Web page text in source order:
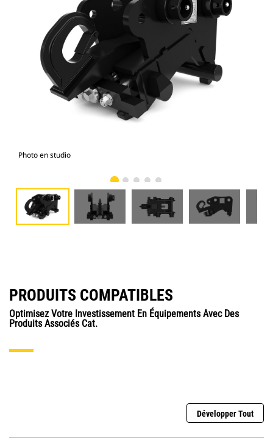
Photo en studio
PRODUITS COMPATIBLES
Optimisez Votre Investissement En Équipements Avec Des
Produits Associés Cat.
Développer Tout